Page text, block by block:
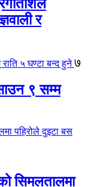
र
७
९ सम्म
सिमलतालमा